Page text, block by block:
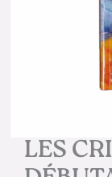
LES